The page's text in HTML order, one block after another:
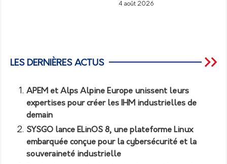
4 août 2026
LES DERNIÈRES ACTUS
APEM et Alps Alpine Europe unissent leurs
expertises pour créer les IHM industrielles de
demain
SYSGO lance ELinOS 8, une plateforme Linux
embarquée conçue pour la cybersécurité et la
souveraineté industrielle